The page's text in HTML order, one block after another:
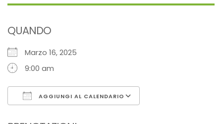
QUANDO
Marzo 16, 2025
9:00 am
AGGIUNGI AL CALENDARIO